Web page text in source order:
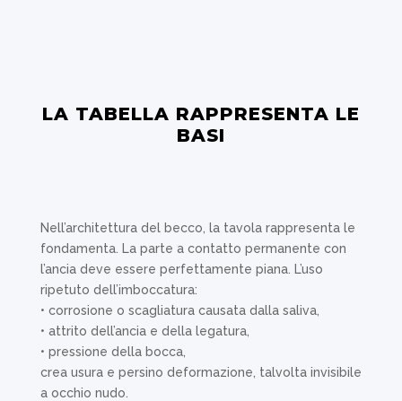
LA TABELLA RAPPRESENTA LE
BASI
Nell’architettura del becco, la tavola rappresenta le
fondamenta. La parte a contatto permanente con
l’ancia deve essere perfettamente piana. L’uso
ripetuto dell’imboccatura:
• corrosione o scagliatura causata dalla saliva,
• attrito dell’ancia e della legatura,
• pressione della bocca,
crea usura e persino deformazione, talvolta invisibile
a occhio nudo.